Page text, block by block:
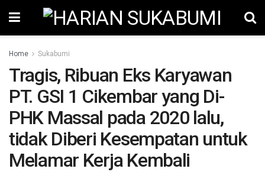
Home Sukabumi
Tragis, Ribuan Eks Karyawan
PT. GSI 1 Cikembar yang Di-
PHK Massal pada 2020 lalu,
tidak Diberi Kesempatan untuk
Melamar Kerja Kembali